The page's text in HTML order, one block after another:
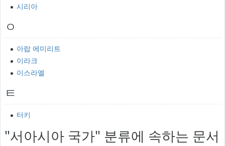
시리아
ㅇ
아랍 에미리트
이라크
이스라엘
ㅌ
터키
"서아시아 국가" 분류에 속하는 문서